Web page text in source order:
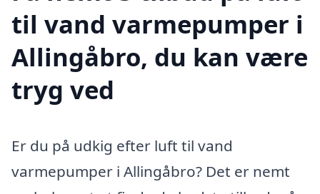
til vand varmepumper i
Allingåbro, du kan være
tryg ved
Er du på udkig efter luft til vand
varmepumper i Allingåbro? Det er nemt